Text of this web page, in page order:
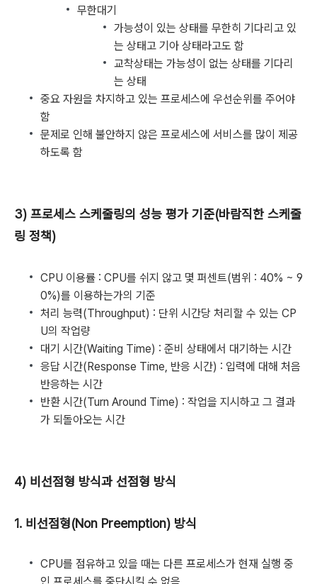
무한대기
가능성이 있는 상태를 무한히 기다리고 있
는 상태고 기아 상태라고도 함
교착상태는 가능성이 없는 상태를 기다리
는 상태
중요 자원을 차지하고 있는 프로세스에 우선순위를 주어야
함
문제로 인해 불안하지 않은 프로세스에 서비스를 많이 제공
하도록 함
3) 프로세스 스케줄링의 성능 평가 기준(바람직한 스케줄
링 정책)
CPU 이용률 : CPU를 쉬지 않고 몇 퍼센트(범위 : 40% ~ 9
0%)를 이용하는가의 기준
처리 능력(Throughput) : 단위 시간당 처리할 수 있는 CP
U의 작업량
대기 시간(Waiting Time) : 준비 상태에서 대기하는 시간
응답 시간(Response Time, 반응 시간) : 입력에 대해 처음
반응하는 시간
반환 시간(Turn Around Time) : 작업을 지시하고 그 결과
가 되돌아오는 시간
4) 비선점형 방식과 선점형 방식
1. 비선점형(Non Preemption) 방식
CPU를 점유하고 있을 때는 다른 프로세스가 현재 실행 중